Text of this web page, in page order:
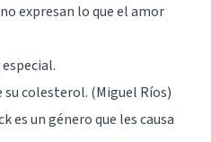
expresan lo que el amor
su colesterol. (Miguel Ríos)
es un género que les causa